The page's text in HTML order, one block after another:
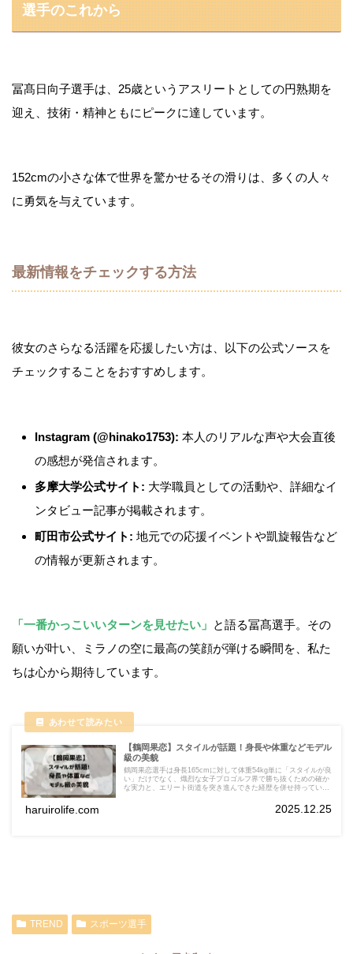
選手のこれから
冨髙日向子選手は、25歳というアスリートとしての円熟期を
迎え、技術・精神ともにピークに達しています。
152cmの小さな体で世界を驚かせるその滑りは、多くの人々
に勇気を与えています。
最新情報をチェックする方法
彼女のさらなる活躍を応援したい方は、以下の公式ソースを
チェックすることをおすすめします。
Instagram (@hinako1753): 本人のリアルな声や大会直後
の感想が発信されます。
多摩大学公式サイト: 大学職員としての活動や、詳細なイ
ンタビュー記事が掲載されます。
町田市公式サイト: 地元での応援イベントや凱旋報告など
の情報が更新されます。
「一番かっこいいターンを見せたい」 と語る冨髙選手。その
願いが叶い、ミラノの空に最高の笑顔が弾ける瞬間を、私た
ちは心から期待しています。
【鶴岡果恋】スタイルが話題！身長や体重などモデル
級の美貌
鶴岡果恋選手は身長165cmに対して体重54kg単に「スタイルが良
い」だけでなく、熾烈な女子プロゴルフ界で勝ち抜くための確か
な実力と、エリート街道を突き進んできた経歴を併せ持っていま
haruirolife.com 2025.12.25
TREND スポーツ選手